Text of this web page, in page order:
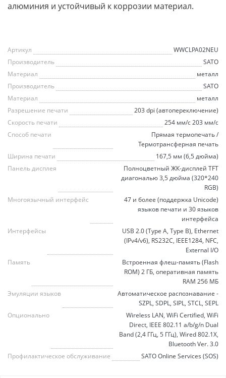
алюминия и устойчивый к коррозии материал.
Артикул
WWCLPA02NEU
Производитель
SATO
Материал
металл
Производитель
SATO
Материал
металл
Разрешение печати
203 dpi (автопереключение)
Скорость печати
254 мм/с 203 мм/с
Способ печати
Прямая термопечать /
Термотрансферная печать
Ширина печати
167,5 мм (6,5 дюйма)
Панель дисплея
Полноцветный ЖК-дисплей TFT
диагональю 3,5 дюйма (320*240
RGB)
Многоязычный интерфейс
47 и более (поддержка Unicode)
языков печати и 30 языков
интерфейса
Интерфейсы
USB 2.0 (Type A, Type B), Ethernet
(IPv4/v6), RS232C, IEEE1284, NFC,
External I/O
Память
Встроенная флеш-память (Flash
ROM) 2 ГБ, оперативная память
RAM 256 МБ
Эмуляции языков
Автоматическое распознавание -
SZPL, SDPL, SIPL, STCL, SEPL
Опционально
Wireless LAN, WiFi Certified, WiFi
Direct, IEEE 802.11 a/b/g/n Dual
Band (2,4 ГГц, 5 ГГц), Wired 802.1X,
Bluetooth Ver. 3.0
Профилактическое обслуживание
SATO Online Services (SOS)